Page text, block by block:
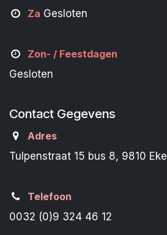
Za Gesloten
Zon- / Feestdagen
Gesloten
Contact Gegevens
Adres
Tulpenstraat 15 bus 8, 9810 Eke
Telefoon
0032 (0)9 324 46 12